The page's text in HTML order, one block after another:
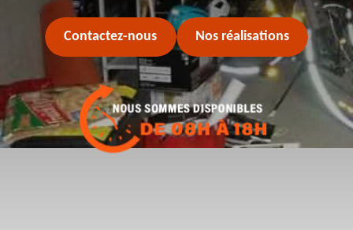
Contactez-nous Nos réalisations